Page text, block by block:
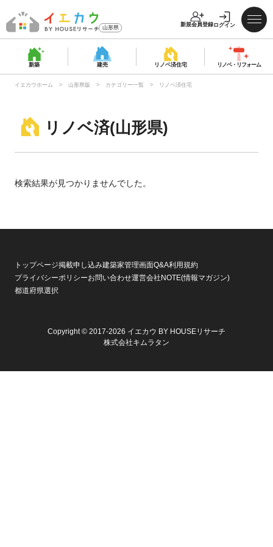
山形県 新規会員登録ログイン
新築 建売 リノベ済住宅 リノベ・ リフォーム
イエカウホーム 山形県版 カテゴリー一覧 リノベ済住宅
リノベ済(山形県)
検索結果が見つかりませんでした。
トップページ掲載申し込み建築家管理画面Q&A利用規約
プライバシーポリシーお問い合わせ運営会社NOTE(情報マガジン)
都道府県選択
Copyright © 2017-2026 イエカウ BY HOUSEリサーチ
株式会社キムラタン